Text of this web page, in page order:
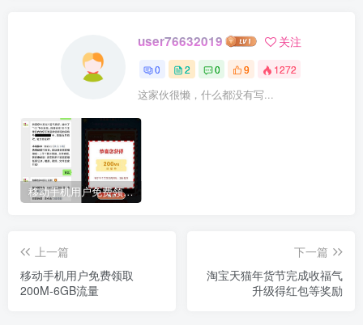
user76632019 关注
0 2 0 9 1272
这家伙很懒，什么都没有写...
移动手机用户免费领取200M-6GB流量
上一篇
移动手机用户免费领取
200M-6GB流量
下一篇
淘宝天猫年货节完成收福气
升级得红包等奖励